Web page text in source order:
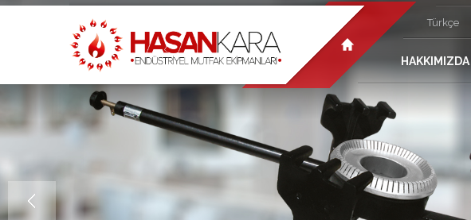
Türkçe
HAKKIMIZDA